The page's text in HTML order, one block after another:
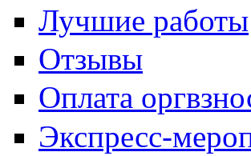
Лучшие работы
Отзывы
Оплата
Экспресс-